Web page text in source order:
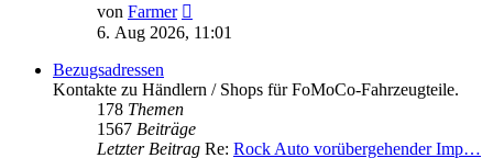
von Farmer
Beitrag
6. Aug 2026, 11:01
Bezugsadressen
Kontakte zu Händlern / Shops für FoMoCo-Fahrzeugteile.
178 Themen
1567 Beiträge
Letzter Beitrag Re: Rock Auto vorübergehender Imp…